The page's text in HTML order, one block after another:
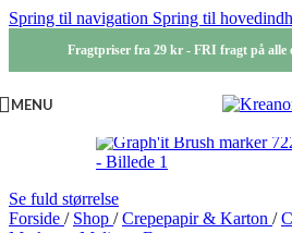
Spring til navigation Spring til
Fragtpriser fra 29 kr - FRI fragt på alle
MENU
Se fuld størrelse
Forside / Shop / Crepepapir & Karton /